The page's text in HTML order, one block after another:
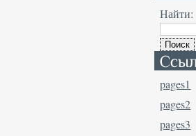
Найти:
pages1
pages2
pages3